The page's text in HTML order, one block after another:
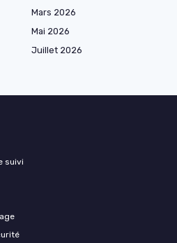
Mars 2026
Mai 2026
Juillet 2026
suivi